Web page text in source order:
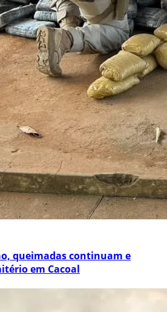
queimadas continuam e
em Cacoal